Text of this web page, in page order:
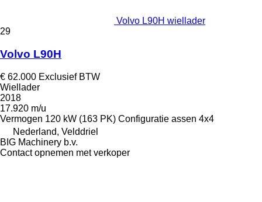
Volvo L90H wiellader
29
Volvo L90H
€ 62.000 Exclusief BTW
Wiellader
2018
17.920 m/u
Vermogen 120 kW (163 PK) Configuratie assen 4x4
Nederland, Velddriel
BIG Machinery b.v.
Contact opnemen met verkoper